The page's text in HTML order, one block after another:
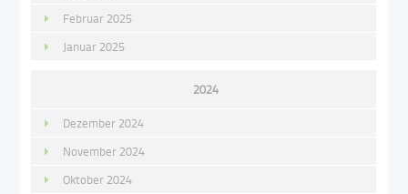
Februar 2025
Januar 2025
2024
Dezember 2024
November 2024
Oktober 2024